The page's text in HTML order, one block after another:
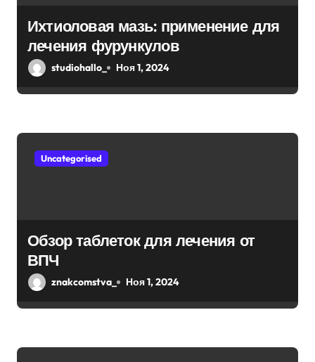
и
с
я
м
Ихтиоловая мазь: применение для
лечения фурункулов
studiohallo_ Ноя 1, 2024
Uncategorised
Обзор таблеток для лечения от
ВПЧ
znakcomstva_ Ноя 1, 2024